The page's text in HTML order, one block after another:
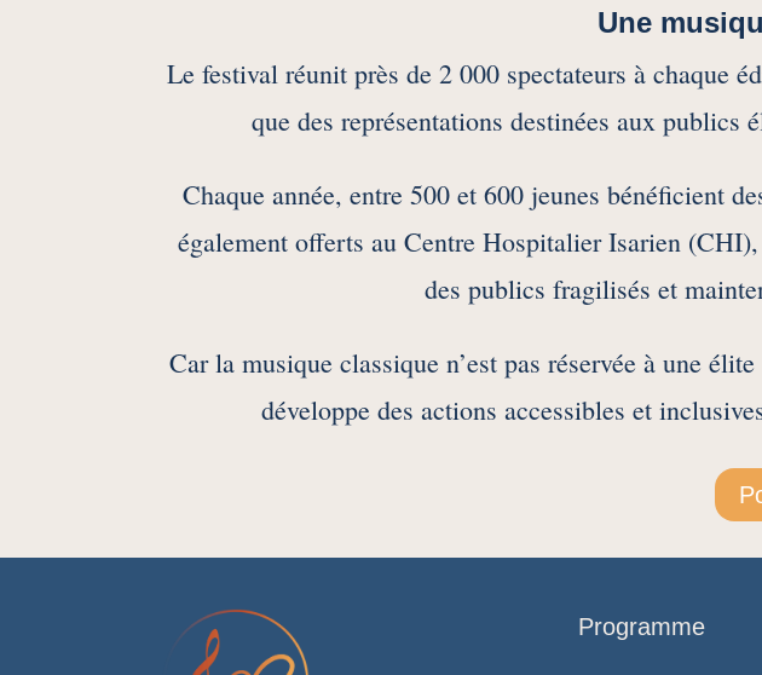
Une
Le festival réunit près de 2 000 spectateurs à chaque
que des représentations destinées aux
Chaque année, entre 500 et 600 jeunes bénéficient
également offerts au Centre Hospitalier Isarien
des publics fragilisés et
Car la musique classique n’est pas réservée à une
développe des actions accessibles et
Programme